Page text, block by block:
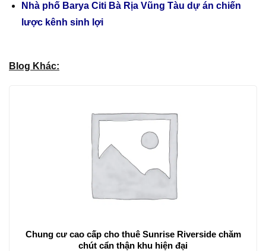
Nhà phố Barya Citi Bà Rịa Vũng Tàu dự án chiến
lược kênh sinh lợi
Blog Khác:
Chung cư cao cấp cho thuê Sunrise Riverside chăm
chút cẩn thận khu hiện đại